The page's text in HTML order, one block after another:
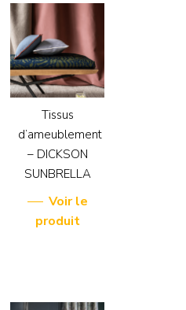
Tissus
d’ameublement
– DICKSON
SUNBRELLA
Voir le
produit